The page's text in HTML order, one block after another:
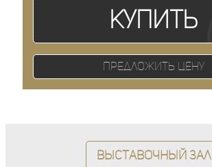
Купить
Предложить цену
Выставочный зал